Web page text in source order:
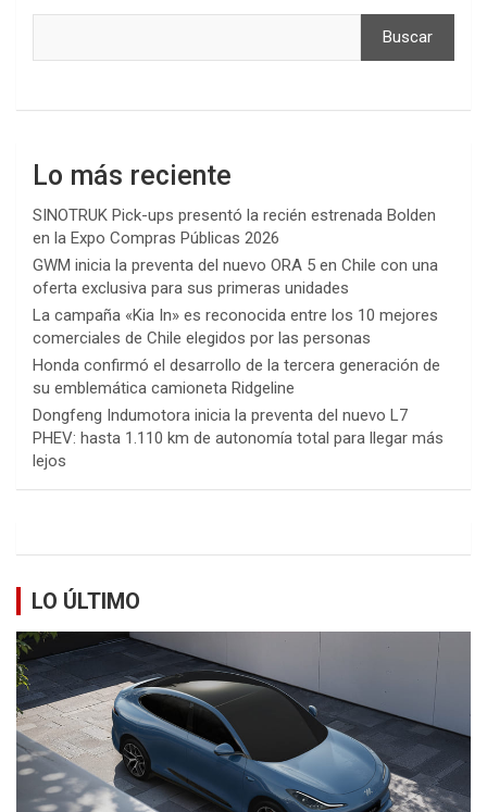
Buscar
Lo más reciente
SINOTRUK Pick-ups presentó la recién estrenada Bolden
en la Expo Compras Públicas 2026
GWM inicia la preventa del nuevo ORA 5 en Chile con una
oferta exclusiva para sus primeras unidades
La campaña «Kia In» es reconocida entre los 10 mejores
comerciales de Chile elegidos por las personas
Honda confirmó el desarrollo de la tercera generación de
su emblemática camioneta Ridgeline
Dongfeng Indumotora inicia la preventa del nuevo L7
PHEV: hasta 1.110 km de autonomía total para llegar más
lejos
LO ÚLTIMO